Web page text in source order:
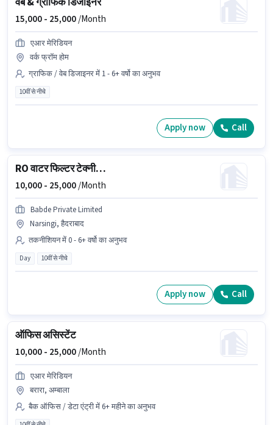
15,000 - 25,000/Month
एआर मेरिडियन
वर्क फ्रॉम होम
ग्राफिक / वेब डिजाइनर में 1 - 6+ वर्षो का अनुभव
10वीं से नीचे
Apply now Call
RO वाटर फिल्टर टेक्नीशियन
10,000 - 25,000/Month
Babde Private Limited
Narsingi, हैदराबाद
तकनीशियन में 0 - 6+ वर्षो का अनुभव
Day 10वीं से नीचे
Apply now Call
ऑफिस असिस्टेंट
10,000 - 25,000/Month
एआर मेरिडियन
बरारा, अम्बाला
बैक ऑफिस / डेटा एंट्री में 6+ महीने का अनुभव